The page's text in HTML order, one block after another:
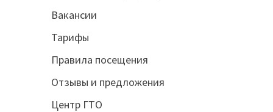
Вакансии
Тарифы
Правила посещения
Отзывы и предложения
Центр ГТО